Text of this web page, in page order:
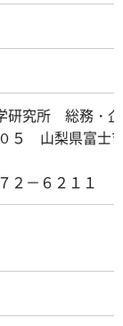
研究所 総務・
５ 山梨県富士
２－６２１１